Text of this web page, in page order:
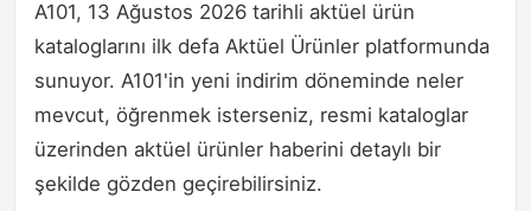
A101, 13 Ağustos 2026 tarihli aktüel ürün
kataloglarını ilk defa Aktüel Ürünler platformunda
sunuyor. A101'in yeni indirim döneminde neler
mevcut, öğrenmek isterseniz, resmi kataloglar
üzerinden aktüel ürünler haberini detaylı bir
şekilde gözden geçirebilirsiniz.